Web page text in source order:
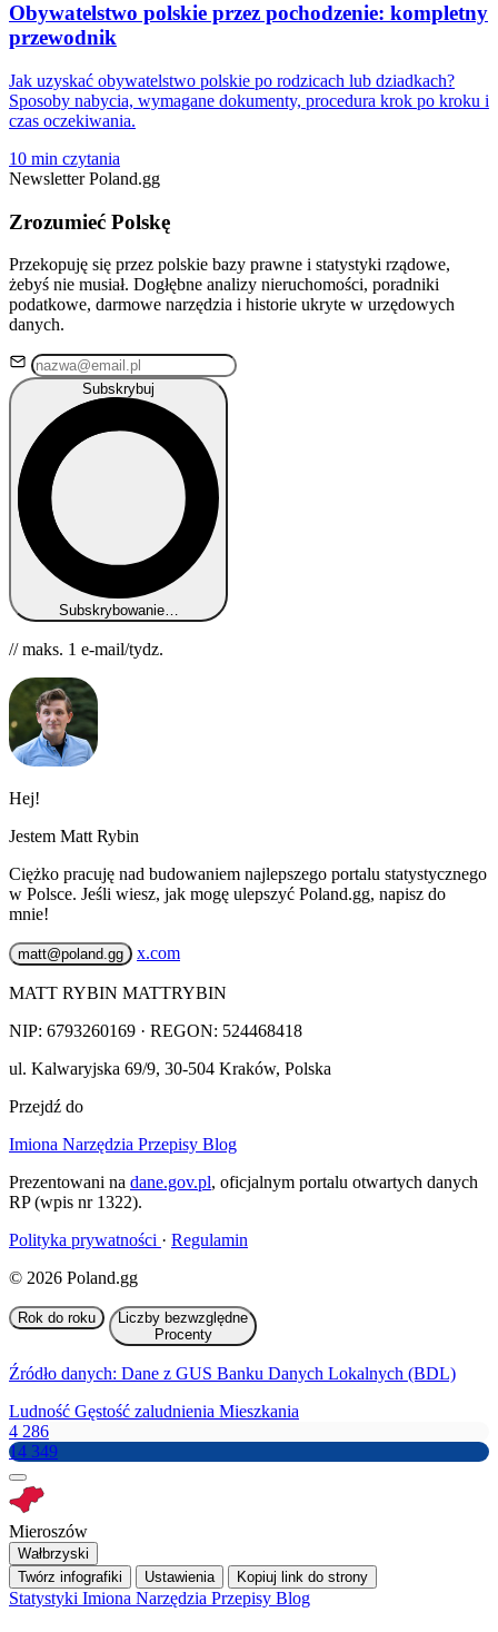
Obywatelstwo polskie przez pochodzenie: kompletny
przewodnik
Jak uzyskać obywatelstwo polskie po rodzicach lub dziadkach?
Sposoby nabycia, wymagane dokumenty, procedura krok po kroku i
czas oczekiwania.
10 min czytania
Newsletter Poland.gg
Zrozumieć Polskę
Przekopuję się przez polskie bazy prawne i statystyki rządowe,
żebyś nie musiał. Dogłębne analizy nieruchomości, poradniki
podatkowe, darmowe narzędzia i historie ukryte w urzędowych
danych.
Subskrybuj
Subskrybowanie…
// maks. 1 e-mail/tydz.
Hej!
Jestem Matt Rybin
Ciężko pracuję nad budowaniem najlepszego portalu statystycznego
w Polsce. Jeśli wiesz, jak mogę ulepszyć Poland.gg, napisz do
mnie!
matt@poland.gg x.com
MATT RYBIN MATTRYBIN
NIP: 6793260169 · REGON: 524468418
ul. Kalwaryjska 69/9, 30-504 Kraków, Polska
Przejdź do
Imiona Narzędzia Przepisy Blog
Prezentowani na dane.gov.pl, oficjalnym portalu otwartych danych
RP (wpis nr 1322).
Polityka prywatności · Regulamin
© 2026 Poland.gg
Rok do roku
Liczby bezwzględne
Procenty
Źródło danych: Dane z GUS Banku Danych Lokalnych (BDL)
Ludność Gęstość zaludnienia Mieszkania
4 286
14 349
Mieroszów
Wałbrzyski
Twórz infografiki
Ustawienia Kopiuj link do strony
Statystyki Imiona Narzędzia Przepisy Blog